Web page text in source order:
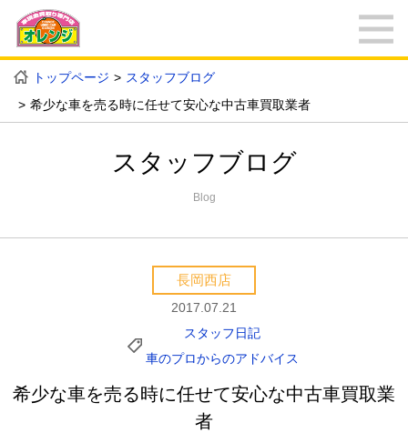
トップページ
スタッフブログ
希少な車を売る時に任せて安心な中古車買取業者
スタッフブログ
Blog
長岡西店
2017.07.21
スタッフ日記
車のプロからのアドバイス
希少な車を売る時に任せて安心な中古車買取業
者